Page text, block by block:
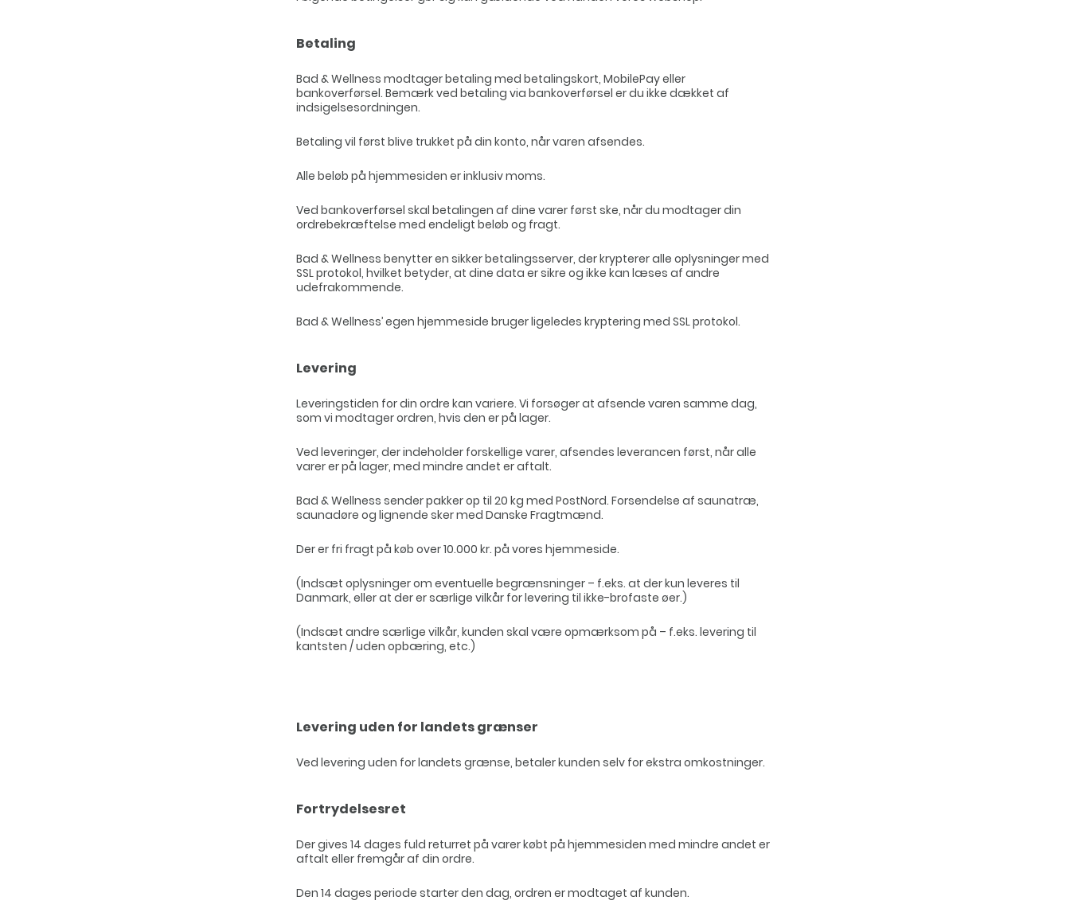
Betaling
Bad & Wellness modtager betaling med betalingskort, MobilePay eller
bankoverførsel. Bemærk ved betaling via bankoverførsel er du ikke dækket af
indsigelsesordningen.
Betaling vil først blive trukket på din konto, når varen afsendes.
Alle beløb på hjemmesiden er inklusiv moms.
Ved bankoverførsel skal betalingen af dine varer først ske, når du modtager din
ordrebekræftelse med endeligt beløb og fragt.
Bad & Wellness benytter en sikker betalingsserver, der krypterer alle oplysninger med
SSL protokol, hvilket betyder, at dine data er sikre og ikke kan læses af andre
udefrakommende.
Bad & Wellness’ egen hjemmeside bruger ligeledes kryptering med SSL protokol.
Levering
Leveringstiden for din ordre kan variere. Vi forsøger at afsende varen samme dag,
som vi modtager ordren, hvis den er på lager.
Ved leveringer, der indeholder forskellige varer, afsendes leverancen først, når alle
varer er på lager, med mindre andet er aftalt.
Bad & Wellness sender pakker op til 20 kg med PostNord. Forsendelse af saunatræ,
saunadøre og lignende sker med Danske Fragtmænd.
Der er fri fragt på køb over 10.000 kr. på vores hjemmeside.
(Indsæt oplysninger om eventuelle begrænsninger – f.eks. at der kun leveres til
Danmark, eller at der er særlige vilkår for levering til ikke-brofaste øer.)
(Indsæt andre særlige vilkår, kunden skal være opmærksom på – f.eks. levering til
kantsten / uden opbæring, etc.)
Levering uden for landets grænser
Ved levering uden for landets grænse, betaler kunden selv for ekstra omkostninger.
Fortrydelsesret
Der gives 14 dages fuld returret på varer købt på hjemmesiden med mindre andet er
aftalt eller fremgår af din ordre.
Den 14 dages periode starter den dag, ordren er modtaget af kunden.